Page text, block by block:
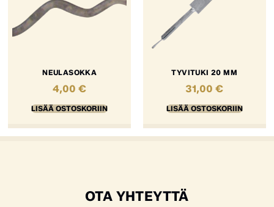
NEULASOKKA
4,00€
LISÄÄ OSTOSKORIIN
TYVITUKI 20 MM
31,00€
LISÄÄ OSTOSKORIIN
OTA YHTEYTTÄ